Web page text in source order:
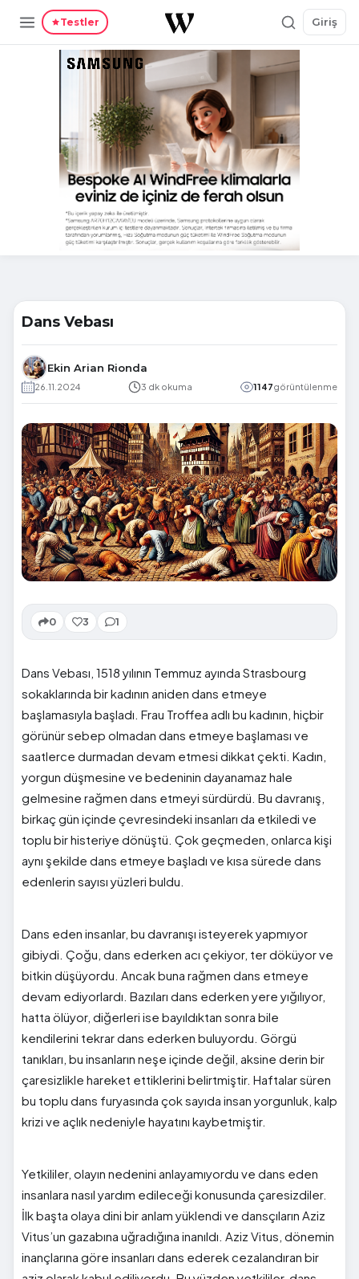
Testler Giriş
Dans Vebası
Ekin Arian Rionda
26.11.2024 3 dk okuma 1147görüntülenme
0 3 1
Dans Vebası, 1518 yılının Temmuz ayında Strasbourg
sokaklarında bir kadının aniden dans etmeye
başlamasıyla başladı. Frau Troffea adlı bu kadının, hiçbir
görünür sebep olmadan dans etmeye başlaması ve
saatlerce durmadan devam etmesi dikkat çekti. Kadın,
yorgun düşmesine ve bedeninin dayanamaz hale
gelmesine rağmen dans etmeyi sürdürdü. Bu davranış,
birkaç gün içinde çevresindeki insanları da etkiledi ve
toplu bir histeriye dönüştü. Çok geçmeden, onlarca kişi
aynı şekilde dans etmeye başladı ve kısa sürede dans
edenlerin sayısı yüzleri buldu.
Dans eden insanlar, bu davranışı isteyerek yapmıyor
gibiydi. Çoğu, dans ederken acı çekiyor, ter döküyor ve
bitkin düşüyordu. Ancak buna rağmen dans etmeye
devam ediyorlardı. Bazıları dans ederken yere yığılıyor,
hatta ölüyor, diğerleri ise bayıldıktan sonra bile
kendilerini tekrar dans ederken buluyordu. Görgü
tanıkları, bu insanların neşe içinde değil, aksine derin bir
çaresizlikle hareket ettiklerini belirtmiştir. Haftalar süren
bu toplu dans furyasında çok sayıda insan yorgunluk, kalp
krizi ve açlık nedeniyle hayatını kaybetmiştir.
Yetkililer, olayın nedenini anlayamıyordu ve dans eden
insanlara nasıl yardım edileceği konusunda çaresizdiler.
İlk başta olaya dini bir anlam yüklendi ve dansçıların Aziz
Vitus’un gazabına uğradığına inanıldı. Aziz Vitus, dönemin
inançlarına göre insanları dans ederek cezalandıran bir